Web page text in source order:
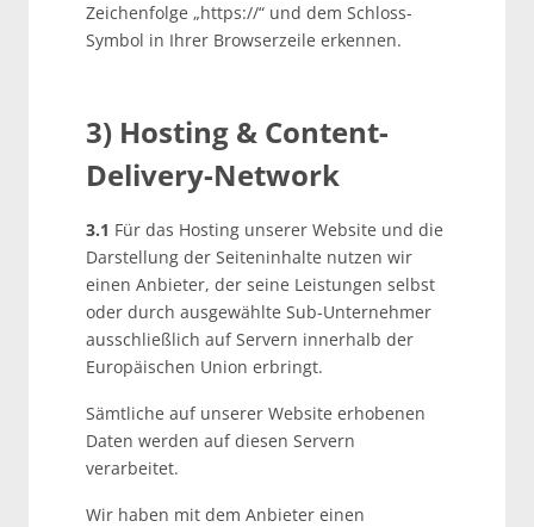
Zeichenfolge „https://“ und dem Schloss-
Symbol in Ihrer Browserzeile erkennen.
3) Hosting & Content-
Delivery-Network
3.1 Für das Hosting unserer Website und die
Darstellung der Seiteninhalte nutzen wir
einen Anbieter, der seine Leistungen selbst
oder durch ausgewählte Sub-Unternehmer
ausschließlich auf Servern innerhalb der
Europäischen Union erbringt.
Sämtliche auf unserer Website erhobenen
Daten werden auf diesen Servern
verarbeitet.
Wir haben mit dem Anbieter einen